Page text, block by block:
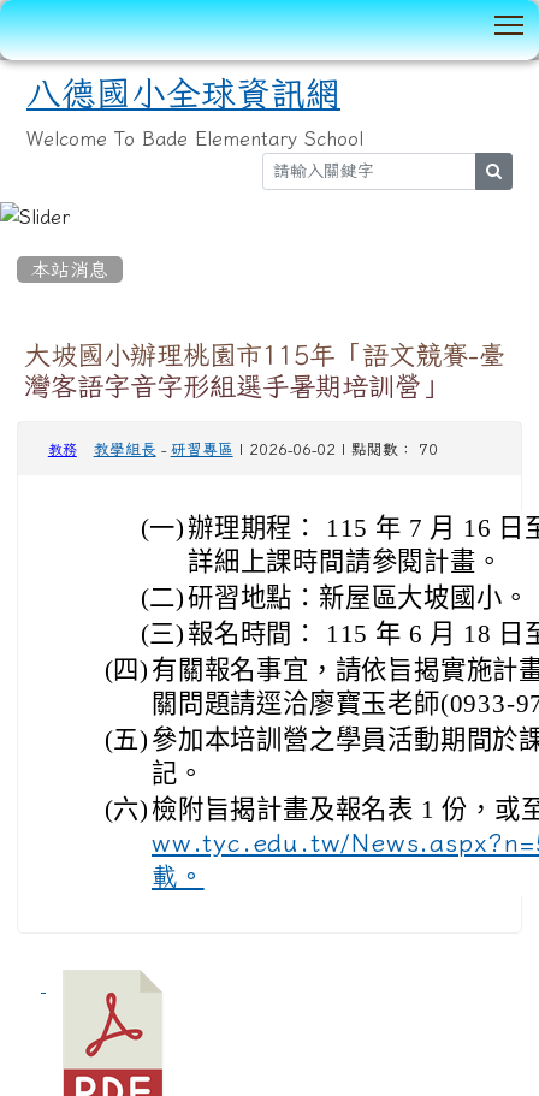
八德國小全球資訊網
Welcome To Bade Elementary School
本站消息
大坡國小辦理桃園市115年「語文競賽-臺
灣客語字音字形組選手暑期培訓營」
教務 教學組長 - 研習專區 | 2026-06-02 | 點閱數： 70
(一)辦理期程： 115 年 7 月 16 日
詳細上課時間請參閱計畫。
(二)研習地點：新屋區大坡國小。
(三) 報名時間： 115 年 6 月 18 日
(四) 有關報名事宜，請依旨揭實施計
關問題請逕洽廖寶玉老師(0933-
(五) 參加本培訓營之學員活動期間於
記。
(六) 檢附旨揭計畫及報名表 1 份，或
ww.tyc.edu.tw/
載。